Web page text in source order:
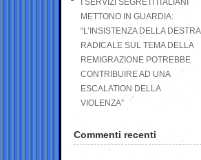
I SERVIZI SEGRETI ITALIANI
METTONO IN GUARDIA:
“L’INSISTENZA DELLA DESTRA
RADICALE SUL TEMA DELLA
REMIGRAZIONE POTREBBE
CONTRIBUIRE AD UNA
ESCALATION DELLA
VIOLENZA”
Commenti recenti